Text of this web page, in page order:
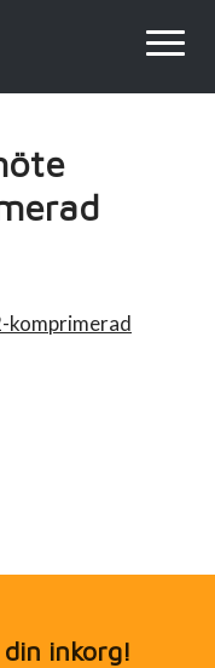
komprimerad
inkorg!